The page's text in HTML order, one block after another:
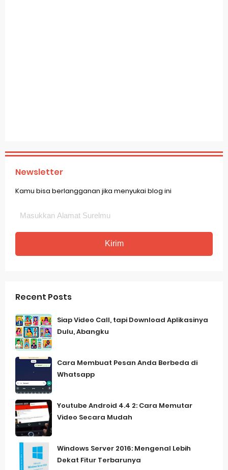
Newsletter
Kamu bisa berlangganan jika menyukai blog ini
Recent Posts
Siap Video Call, tapi Download Aplikasinya
Dulu, Abangku
Cara Membuat Pesan Anda Berbeda di
Whatsapp
Youtube Android 4.4 2: Cara Memutar
Video Secara Mudah
Windows Server 2016: Mengenal Lebih
Dekat Fitur Terbarunya